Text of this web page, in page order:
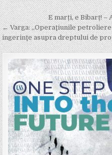
Post
navigation
E marți, e Bibarț! –
← Varga: „Operaţiunile
ingerinţe asupra dreptului de